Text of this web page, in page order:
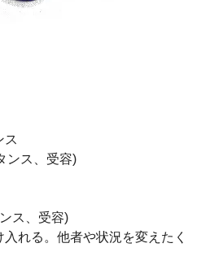
ス
ンス、受容)
ス、受容)
れる。他者や状況を変えたく